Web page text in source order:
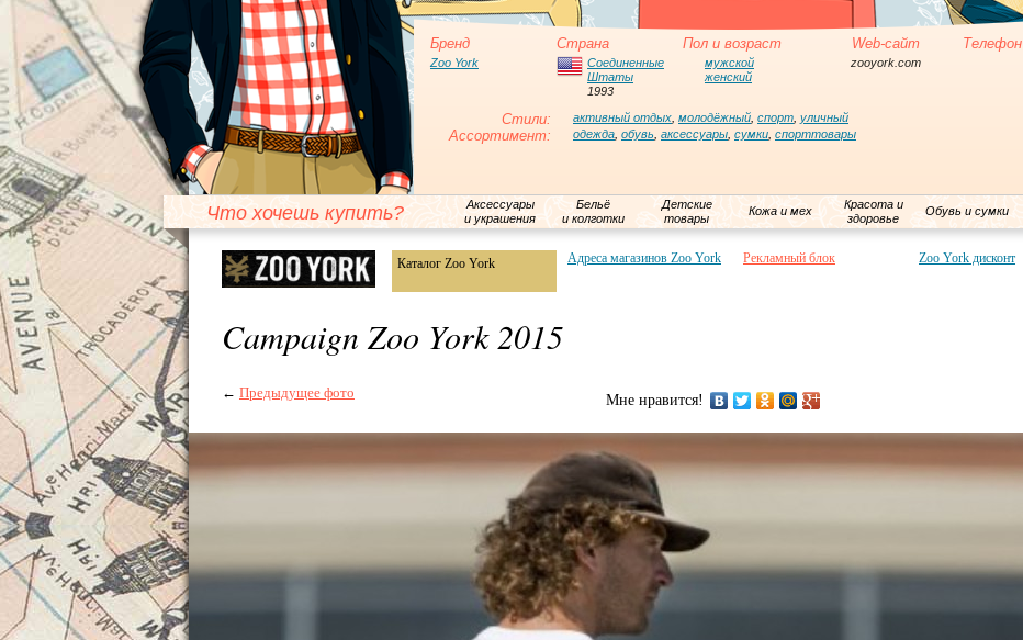
Бренд Страна Пол и возраст Web-сайт Телефон
Zoo York
Соединенные
Штаты
1993
мужской
женский
zooyork.com
Стили: активный отдых молодёжный спорт уличный
Ассортимент: одежда обувь аксессуары сумки спорттовары
Что хочешь купить?
Аксессуары
и украшения
Бельё
и колготки
Детские
товары
Кожа и мех
Красота и
здоровье
Обувь и сумки
Каталог Zoo York Адреса магазинов Zoo York Рекламный блок Zoo York дисконт
Campaign Zoo York 2015
← Предыдущее фото Мне нравится!